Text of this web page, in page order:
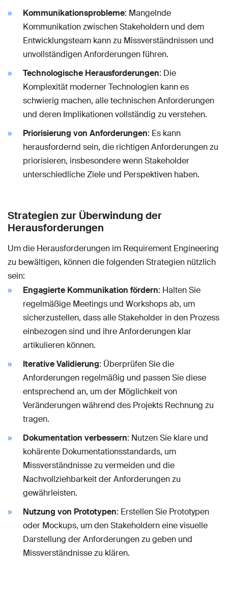
Kommunikationsprobleme: Mangelnde
Kommunikation zwischen Stakeholdern und dem
Entwicklungsteam kann zu Missverständnissen und
unvollständigen Anforderungen führen.
Technologische Herausforderungen: Die
Komplexität moderner Technologien kann es
schwierig machen, alle technischen Anforderungen
und deren Implikationen vollständig zu verstehen.
Priorisierung von Anforderungen: Es kann
herausfordernd sein, die richtigen Anforderungen zu
priorisieren, insbesondere wenn Stakeholder
unterschiedliche Ziele und Perspektiven haben.
Strategien zur Überwindung der
Herausforderungen
Um die Herausforderungen im Requirement Engineering
zu bewältigen, können die folgenden Strategien nützlich
sein:
Engagierte Kommunikation fördern: Halten Sie
regelmäßige Meetings und Workshops ab, um
sicherzustellen, dass alle Stakeholder in den Prozess
einbezogen sind und ihre Anforderungen klar
artikulieren können.
Iterative Validierung: Überprüfen Sie die
Anforderungen regelmäßig und passen Sie diese
entsprechend an, um der Möglichkeit von
Veränderungen während des Projekts Rechnung zu
tragen.
Dokumentation verbessern: Nutzen Sie klare und
kohärente Dokumentationsstandards, um
Missverständnisse zu vermeiden und die
Nachvollziehbarkeit der Anforderungen zu
gewährleisten.
Nutzung von Prototypen: Erstellen Sie Prototypen
oder Mockups, um den Stakeholdern eine visuelle
Darstellung der Anforderungen zu geben und
Missverständnisse zu klären.